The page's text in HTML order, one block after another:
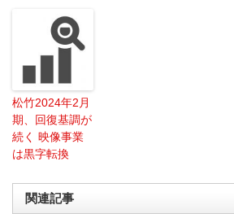
松竹2024年2月
期、回復基調が
続く 映像事業
は黒字転換
関連記事